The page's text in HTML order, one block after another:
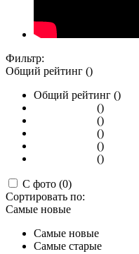
Фильтр:
Общий рейтинг ()
Общий рейтинг ()
()
()
()
()
()
С фото (0)
Сортировать по:
Самые новые
Самые новые
Самые старые